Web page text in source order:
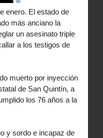
enero. El estado de
más anciano la
un asesinato triple
a los testigos de
muerto por inyección
de San Quintín, a
los 76 años a la
y sordo e incapaz de